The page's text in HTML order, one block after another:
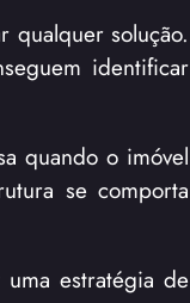
qualquer solução.
identificar
quando o imóvel
se comporta
estratégia de